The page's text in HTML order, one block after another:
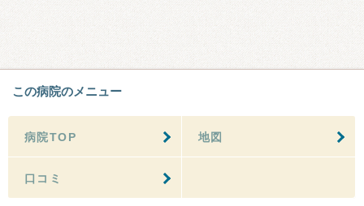
この病院のメニュー
病院TOP 地図
口コミ